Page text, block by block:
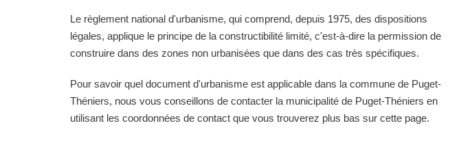
Le règlement national d'urbanisme, qui comprend, depuis 1975, des dispositions
légales, applique le principe de la constructibilité limité, c'est-à-dire la permission de
construire dans des zones non urbanisées que dans des cas très spécifiques.
Pour savoir quel document d'urbanisme est applicable dans la commune de Puget-
Théniers, nous vous conseillons de contacter la municipalité de Puget-Théniers en
utilisant les coordonnées de contact que vous trouverez plus bas sur cette page.